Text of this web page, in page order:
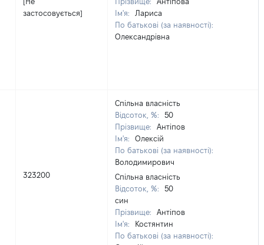
застосовується]
Ім'я:
Лариса
По батькові (за наявності):
Олександрівна
323200
Спільна власність
Відсоток, %:
50
Прізвище:
Антіпов
Ім'я:
Олексій
По батькові (за наявності):
Володимирович
Спільна власність
Відсоток, %:
50
син
Прізвище:
Антіпов
Ім'я:
Костянтин
По батькові (за наявності):